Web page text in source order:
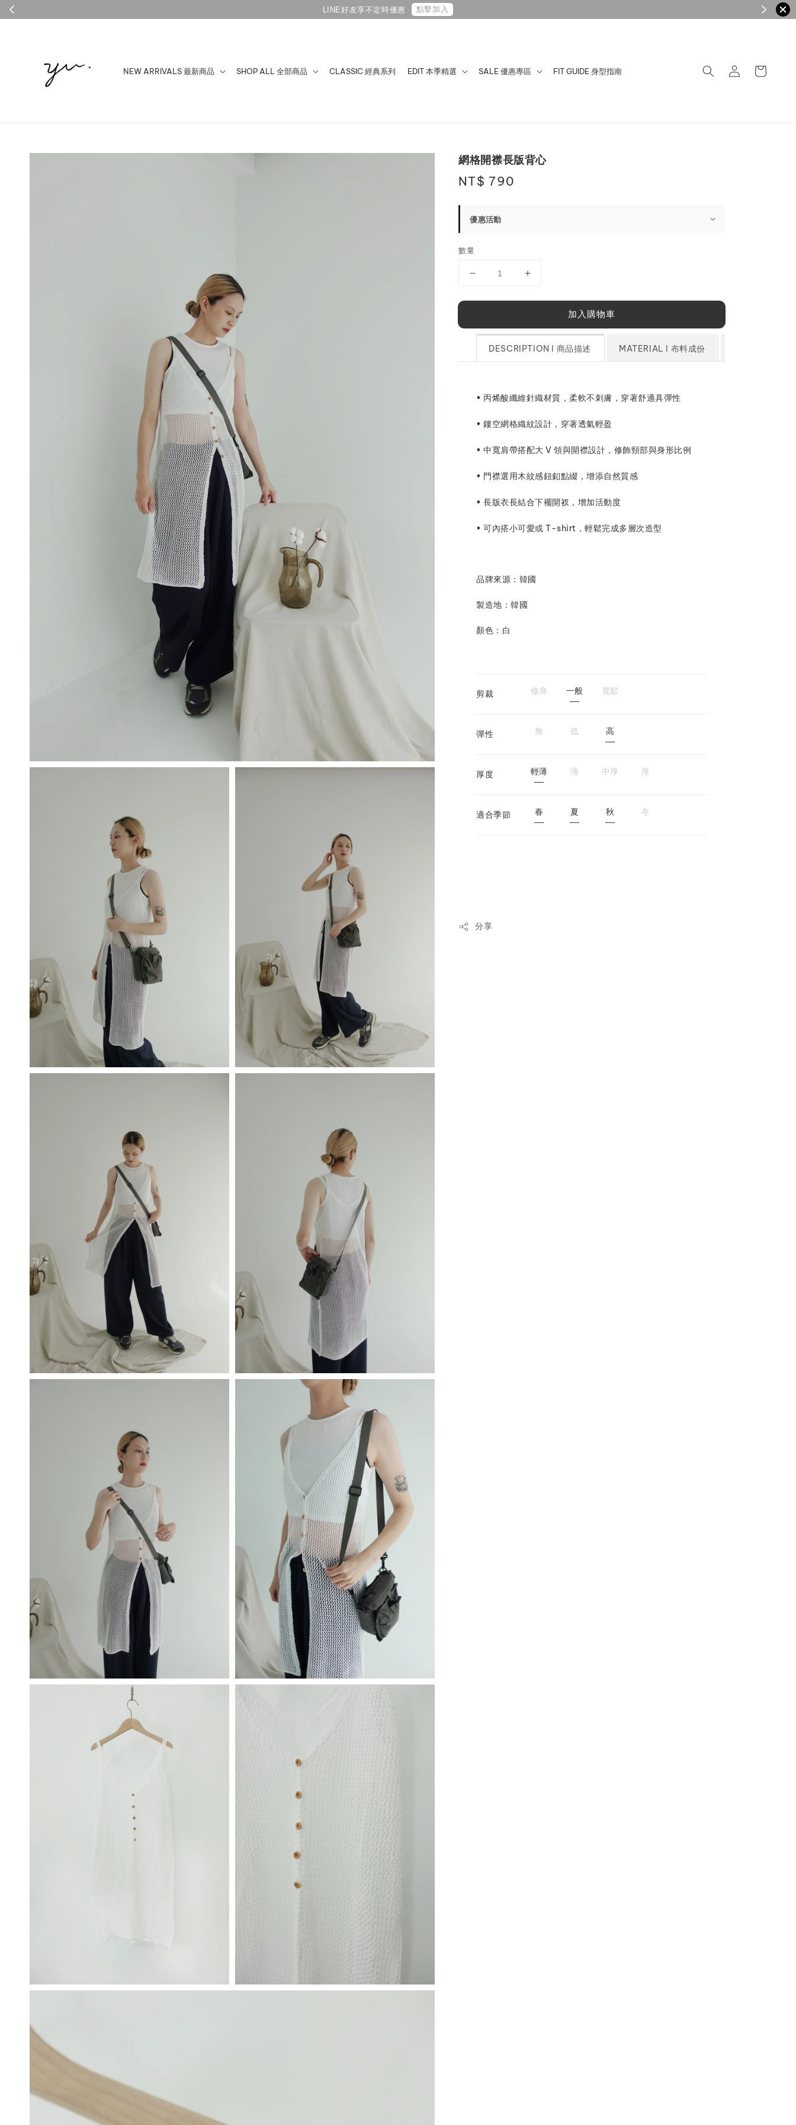
NEW ARRIVALS 最新商品 SHOP ALL 全部商品 CLASSIC 經典系列 EDIT 本季精選 SALE 優惠專區 FIT GUIDE 身型指南
網格開襟長版背心
Regular
NT$ 790
優惠活動
數量
加入購物車
DESCRIPTION l 商品描述 MATERIAL l 布料成份
• 丙烯酸纖維針織材質，柔軟不刺膚，穿著舒適具彈性
• 鏤空網格織紋設計，穿著透氣輕盈
• 中寬肩帶搭配大 V 領與開襟設計，修飾頸部與身形比例
• 門襟選用木紋感鈕釦點綴，增添自然質感
• 長版衣長結合下襬開衩，增加活動度
• 可內搭小可愛或 T-shirt，輕鬆完成多層次造型
品牌來源：韓國
製造地：韓國
顏色：白
剪裁 修身 一般 寬鬆
彈性 無 低 高
厚度 輕薄 薄 中厚 厚
適合季節 春 夏 秋 冬
分享